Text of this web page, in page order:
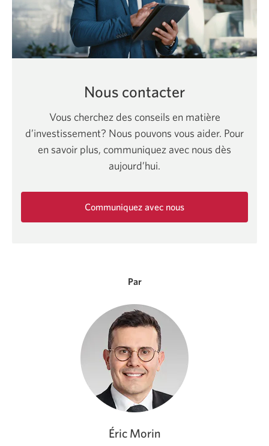
Nous contacter
Vous cherchez des conseils en matière
d’investissement? Nous pouvons vous aider. Pour
en savoir plus, communiquez avec nous dès
aujourd’hui.
Communiquez avec nous
Par
Éric Morin